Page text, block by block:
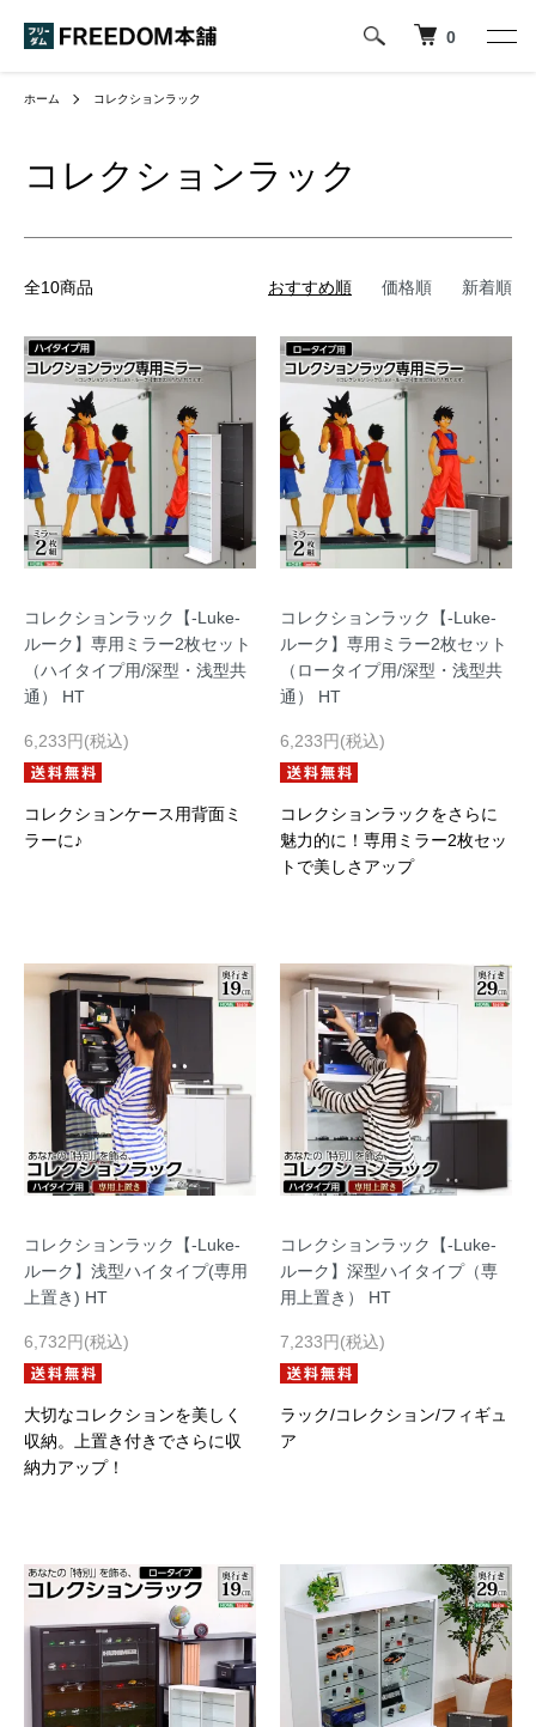
0
ホーム コレクションラック
コレクションラック
全10商品 おすすめ順 価格順 新着順
コレクションラック【-Luke-
ルーク】専用ミラー2枚セット
（ハイタイプ用/深型・浅型共
通） HT
6,233円(税込)
コレクションケース用背面ミ
ラーに♪
コレクションラック【-Luke-
ルーク】専用ミラー2枚セット
（ロータイプ用/深型・浅型共
通） HT
6,233円(税込)
コレクションラックをさらに
魅力的に！専用ミラー2枚セッ
トで美しさアップ
コレクションラック【-Luke-
ルーク】浅型ハイタイプ(専用
上置き) HT
6,732円(税込)
大切なコレクションを美しく
収納。上置き付きでさらに収
納力アップ！
コレクションラック【-Luke-
ルーク】深型ハイタイプ（専
用上置き） HT
7,233円(税込)
ラック/コレクション/フィギュ
ア